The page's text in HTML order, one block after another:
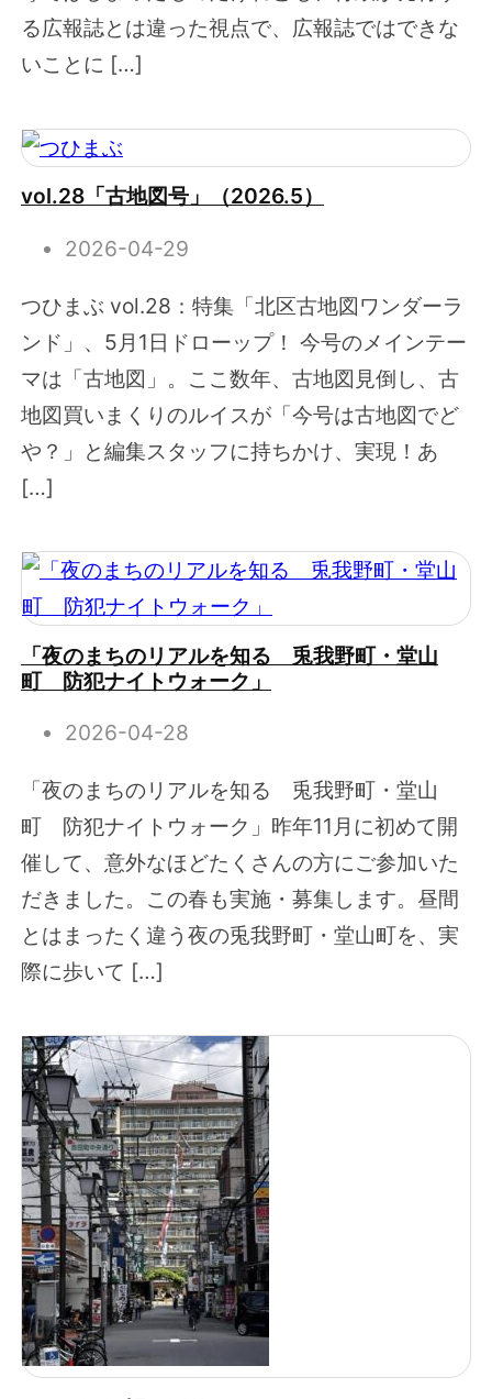
る広報誌とは違った視点で、広報誌ではできな
いことに […]
vol.28「古地図号」（2026.5）
2026-04-29
つひまぶ vol.28：特集「北区古地図ワンダーラ
ンド」、5月1日ドローップ！ 今号のメインテー
マは「古地図」。ここ数年、古地図見倒し、古
地図買いまくりのルイスが「今号は古地図でど
や？」と編集スタッフに持ちかけ、実現！あ
[…]
「夜のまちのリアルを知る 兎我野町・堂山
町 防犯ナイトウォーク」
2026-04-28
「夜のまちのリアルを知る 兎我野町・堂山
町 防犯ナイトウォーク」昨年11月に初めて開
催して、意外なほどたくさんの方にご参加いた
だきました。この春も実施・募集します。昼間
とはまったく違う夜の兎我野町・堂山町を、実
際に歩いて […]